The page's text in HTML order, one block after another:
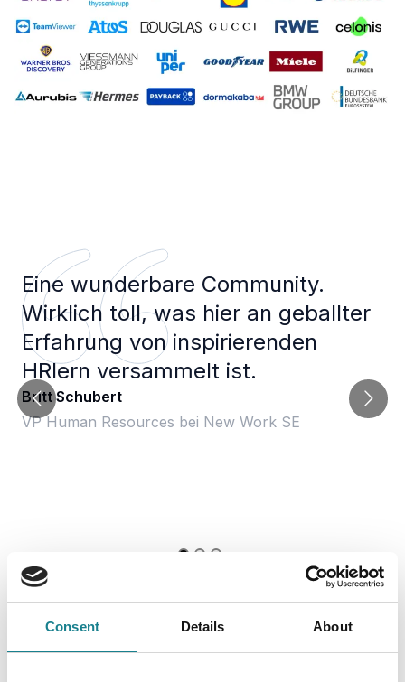
Consent Details About
Eine wunderbare Community.
Wirklich toll, was hier an geballter
Erfahrung von inspirierenden
HRlern versammelt ist.
Britt Schubert
VP Human Resources bei New Work SE